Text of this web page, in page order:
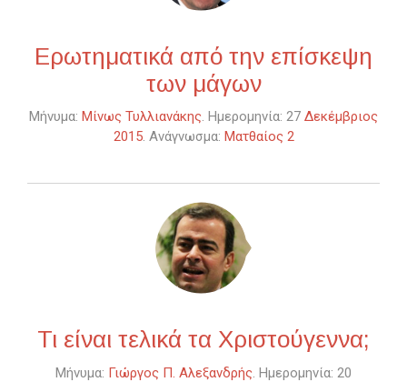
Ερωτηματικά από την επίσκεψη
των μάγων
Μήνυμα: Μίνως Τυλλιανάκης. Ημερομηνία: 27 Δεκέμβριος
2015. Ανάγνωσμα: Ματθαίος 2
Τι είναι τελικά τα Χριστούγεννα;
Μήνυμα: Γιώργος Π. Αλεξανδρής. Ημερομηνία: 20